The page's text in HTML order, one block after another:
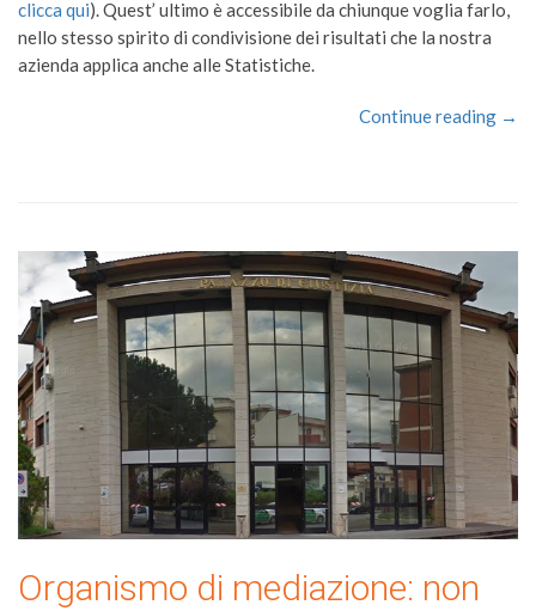
clicca qui). Quest’ ultimo è accessibile da chiunque voglia farlo,
nello stesso spirito di condivisione dei risultati che la nostra
azienda applica anche alle Statistiche.
Continue reading →
Organismo di mediazione: non